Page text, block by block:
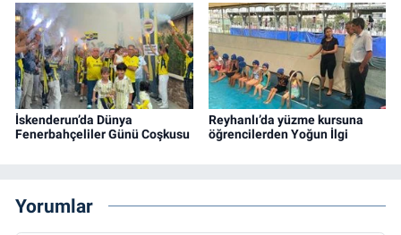
İskenderun’da Dünya
Fenerbahçeliler Günü Coşkusu
Reyhanlı’da yüzme kursuna
öğrencilerden Yoğun İlgi
Yorumlar